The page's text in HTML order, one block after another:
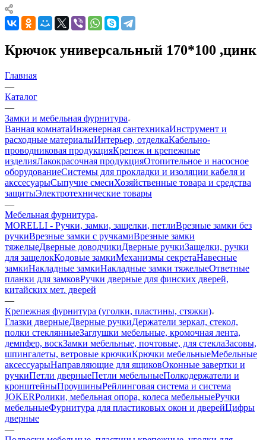
Крючок универсальный 170*100 ,цинк
Главная
—
Каталог
—
Замки и мебельная фурнитура
Ванная комнатаИнженерная сантехникаИнструмент и
расходные материалыИнтерьер, отделкаКабельно-
проводниковая продукцияКрепеж и крепежные
изделияЛакокрасочная продукцияОтопительное и насосное
оборудованиеСистемы для прокладки и изоляции кабеля и
акссесуарыСыпучие смесиХозяйственные товара и средства
защитыЭлектротехнические товары
—
Мебельная фурнитура
MORELLI - Ручки, замки, защелки, петлиВрезные замки без
ручкиВрезные замки с ручкамиВрезные замки
тяжелыеДверные доводчикиДверные ручкиЗащелки, ручки
для защелокКодовые замкиМеханизмы секретаНавесные
замкиНакладные замкиНакладные замки тяжелыеОтветные
планки для замковРучки дверные для финских дверей,
китайских мет. дверей
—
Крепежная фурнитура (уголки, пластины, стяжки)
Глазки дверныеДверные ручкиДержатели зеркал, стекол,
полки стеклянныеЗаглушки мебельные, кромочная лента,
демпфер, воскЗамки мебельные, почтовые, для стеклаЗасовы,
шпингалеты, ветровые крючкиКрючки мебельныеМебельные
аксессуарыНаправляющие для ящиковОконные завертки и
ручкиПетли дверныеПетли мебельныеПолкодержатели и
кронштейныПроушиныРейлинговая система и система
JOKERРолики, мебельная опора, колеса мебельныеРучки
мебельныеФурнитура для пластиковых окон и дверейЦифры
дверные
—